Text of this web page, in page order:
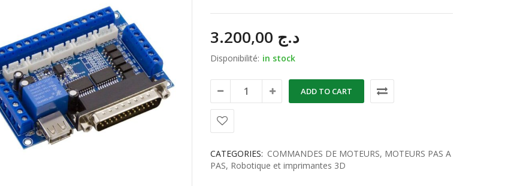
د.ج
Disponibilité: in stock
ADD TO CART
CATEGORIES: COMMANDES DE MOTEURS, MOTEURS PAS A
PAS, Robotique et imprimantes 3D